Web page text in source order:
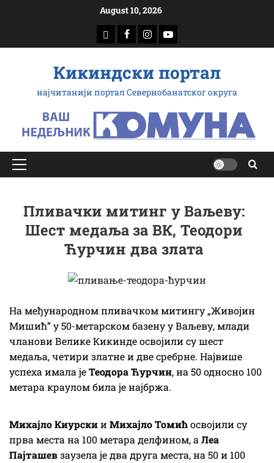
August 10, 2026
доwнлоад
Фацебоок
Инстаграм
Yоутубе
Кикиндски портал
најчитанији портал Севернобанатског округа
Примарy
Пливачки митинг у Ваљеву:
Шест медаља за ВК, Теодори
Ћурчин два злата
На међународном пливачком митингу „Живојин
Мишић” у 50-метарском базену у Ваљеву, млади
чланови Велике Кикинде освојили су шест
медаља, четири златне и две сребрне. Највише
успеха имала јеТеодора Ћурчин, на 50 односно 100
метара краулом била је најбржа.
Михајло КиурскииМихајло Томићосвојили су
прва места на 100 метара делфином, аЛеа
Пајташевзаузела је два друга места, на 50 и 100